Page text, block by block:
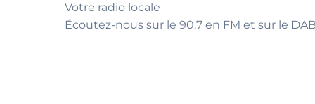
Votre radio locale
Écoutez-nous sur le 90.7 en FM et sur le